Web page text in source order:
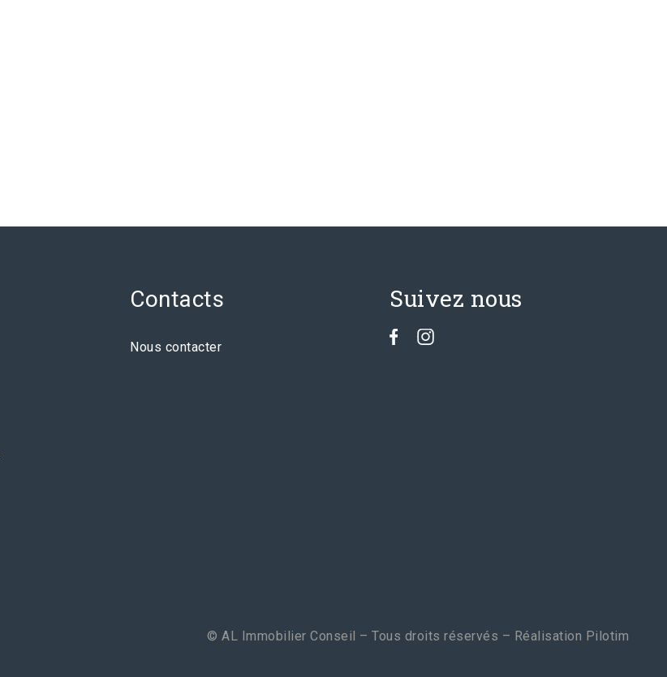
Contacts
Nous contacter
Suivez nous
© AL Immobilier Conseil – Tous droits réservés – Réalisation Pilotim